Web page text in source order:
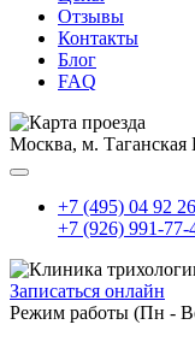
Отзывы
Контакты
Блог
FAQ
Москва, м. Таганская
+7 (495) 04 92
+7 (926) 991-77-
Записаться онлайн
Режим работы (Пн -